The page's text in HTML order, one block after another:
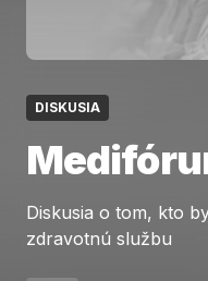
DISKUSIA
Diskusia o tom, kto
zdravotnú službu